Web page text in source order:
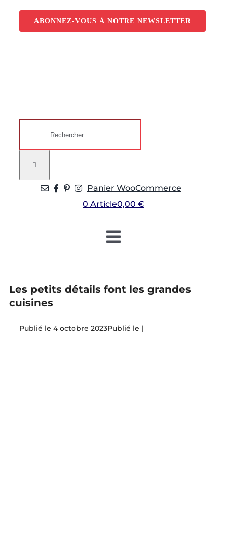
contenu
ABONNEZ-VOUS À NOTRE NEWSLETTER
Panier WooCommerce
0 Article0,00 €
Toggle
Nos articles
Nos éditions papier
Les petits détails font les grandes
cuisines
4 octobre 2023 |